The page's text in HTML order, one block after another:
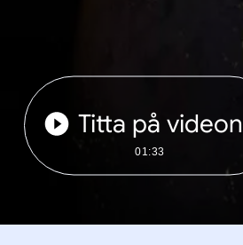
Titta på videon
01:33